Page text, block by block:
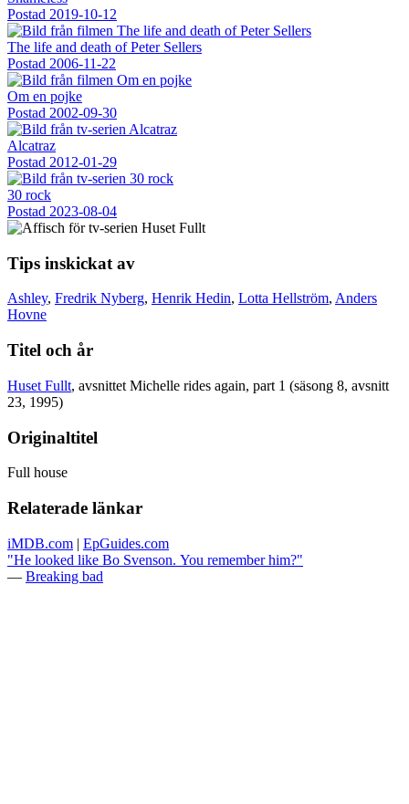
Postad 2019-10-12
The life and death of Peter Sellers
Postad 2006-11-22
Om en pojke
Postad 2002-09-30
Alcatraz
Postad 2012-01-29
30 rock
Postad 2023-08-04
Tips inskickat av
Ashley, Fredrik Nyberg, Henrik Hedin, Lotta Hellström, Anders
Hovne
Titel och år
Huset Fullt, avsnittet Michelle rides again, part 1 (säsong 8, avsnitt
23, 1995)
Originaltitel
Full house
Relaterade länkar
iMDB.com | EpGuides.com
"He looked like Bo Svenson. You remember him?"
— Breaking bad